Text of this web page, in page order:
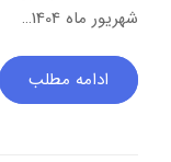
شهریور ماه 1404…
ادامه مطلب